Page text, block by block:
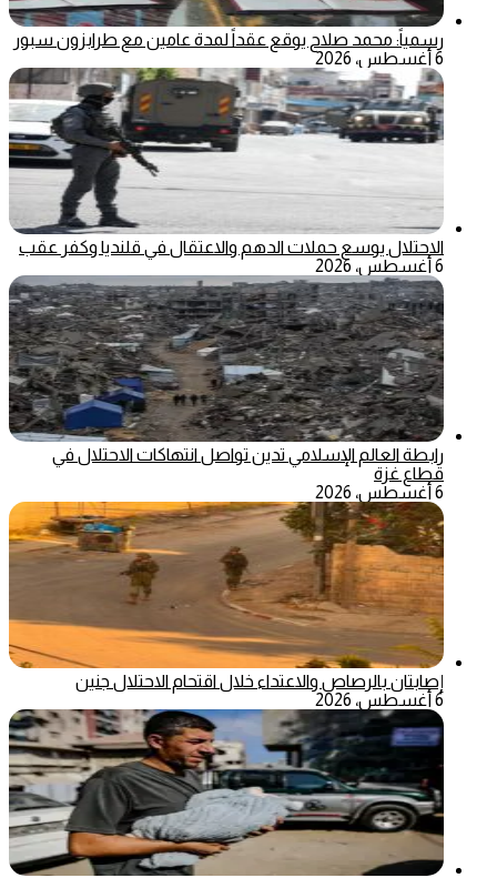
رسمياً: محمد صلاح يوقع عقداً لمدة عامين مع طرابزون سبور
6 أغسطس، 2026
الاحتلال يوسع حملات الدهم والاعتقال في قلنديا وكفر عقب
6 أغسطس، 2026
رابطة العالم الإسلامي تدين تواصل انتهاكات الاحتلال في
قطاع غزة
6 أغسطس، 2026
إصابتان بالرصاص والاعتداء خلال اقتحام الاحتلال جنين
6 أغسطس، 2026